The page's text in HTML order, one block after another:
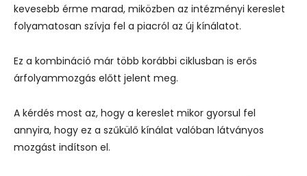
kevesebb érme marad, miközben az intézményi kereslet
folyamatosan szívja fel a piacról az új kínálatot.
Ez a kombináció már több korábbi ciklusban is erős
árfolyammozgás előtt jelent meg.
A kérdés most az, hogy a kereslet mikor gyorsul fel
annyira, hogy ez a szűkülő kínálat valóban látványos
mozgást indítson el.